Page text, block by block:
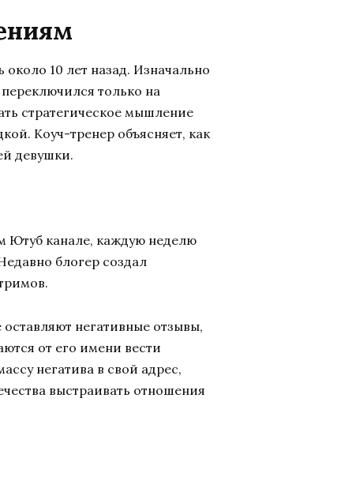
10 лет назад. Изначально
только на
стратегическое мышление
Коуч-тренер объясняет, как
девушки.
Ютуб канале, каждую неделю
блогер создал
негативные отзывы,
от его имени вести
негатива в свой адрес,
выстраивать отношения